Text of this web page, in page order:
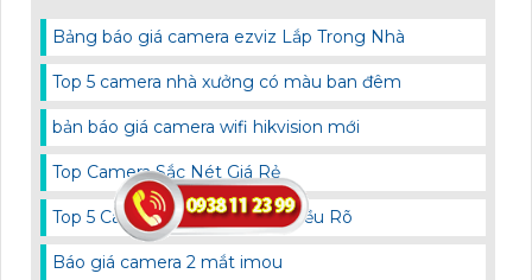
Bảng báo giá camera ezviz Lắp Trong Nhà
Top 5 camera nhà xưởng có màu ban đêm
bản báo giá camera wifi hikvision mới
Top Camera Sắc Nét Giá Rẻ
Top 5 Camera Đàm Thoại 2 Chiều Rõ
Báo giá camera 2 mắt imou